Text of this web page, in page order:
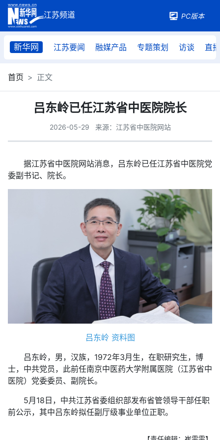
PC版本
新华网 江苏要闻 融媒产品 专题策划 访谈 直播
首页 正文
吕东岭已任江苏省中医院院长
2026-05-29 来源：江苏省中医院网站
据江苏省中医院网站消息，吕东岭已任江苏省中医院党
委副书记、院长。
吕东岭 资料图
吕东岭，男，汉族，1972年3月生，在职研究生，博
士，中共党员，此前任南京中医药大学附属医院（江苏省中
医院）党委委员、副院长。
5月18日，中共江苏省委组织部发布省管领导干部任职
前公示，其中吕东岭拟任副厅级事业单位正职。